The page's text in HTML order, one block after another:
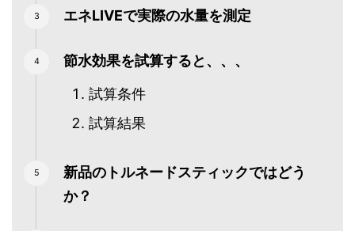
エネLIVEで実際の水量を測定
節水効果を試算すると、、、
試算条件
試算結果
新品のトルネードスティックではどう
か？